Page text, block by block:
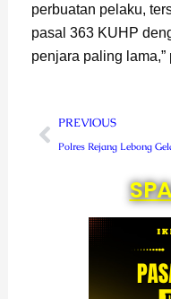
perbuatan pelaku,
pasal 363 KUHP
penjara paling
Prev
PREVIOUS